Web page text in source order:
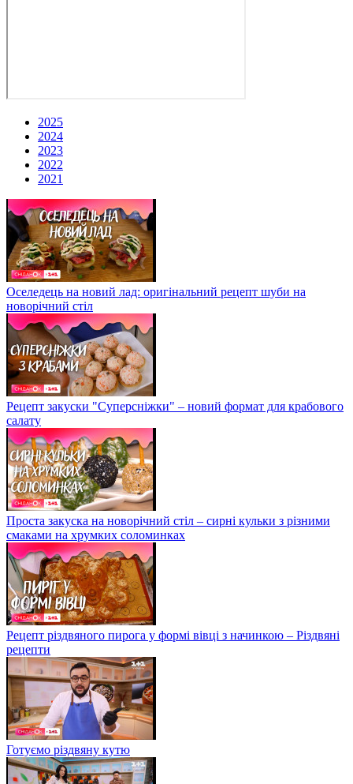
2025
2024
2023
2022
2021
Оселедець на новий лад: оригінальний рецепт шуби на
новорічний стіл
Рецепт закуски "Суперсніжки" – новий формат для крабового
салату
Проста закуска на новорічний стіл – сирні кульки з різними
смаками на хрумких соломинках
Рецепт різдвяного пирога у формі вівці з начинкою – Різдвяні
рецепти
Готуємо різдвяну кутю